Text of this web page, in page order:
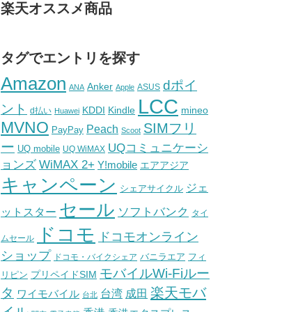
楽天オススメ商品
タグでエントリを探す
Amazon ANA Anker Apple ASUS dポイ
ント
d払い Huawei KDDI Kindle LCC mineo
MVNO PayPay Peach Scoot SIMフリ
ー UQ mobile UQ WiMAX UQコミュニケーシ
ョンズ WiMAX 2+ Y!mobile エアアジア
キャンペーン シェアサイクル ジェ
ットスター セール ソフトバンク タイ
ムセール ドコモ
ドコモオンライン
ショップ ドコモ・バイクシェア バニラエア フィ
リピン プリペイドSIM モバイルWi-Fiルー
タ ワイモバイル 台北 台湾 成田 楽天モバ